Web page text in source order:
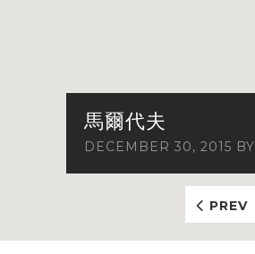
PREV
馬爾代夫
DECEMBER 30, 2015 BY